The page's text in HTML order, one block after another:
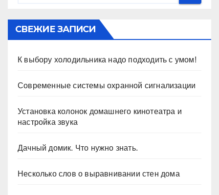
СВЕЖИЕ ЗАПИСИ
К выбору холодильника надо подходить с умом!
Современные системы охранной сигнализации
Установка колонок домашнего кинотеатра и
настройка звука
Дачный домик. Что нужно знать.
Несколько слов о выравнивании стен дома